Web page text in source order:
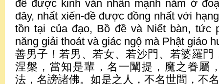
đề được kinh văn nhấn mạnh nằm ở
đây, nhất xiển-đề được đồng nhất với
tồn tại của đạo, Bồ đề và Niết bàn, tức
năng giải thoát và giác ngộ mà Phật giáo
善男子！若男、若女、若沙門、若婆羅門
涅槃，當知是輩，名一闡提，魔之眷屬
法，名謗諸佛。如是之人，不名世間，不